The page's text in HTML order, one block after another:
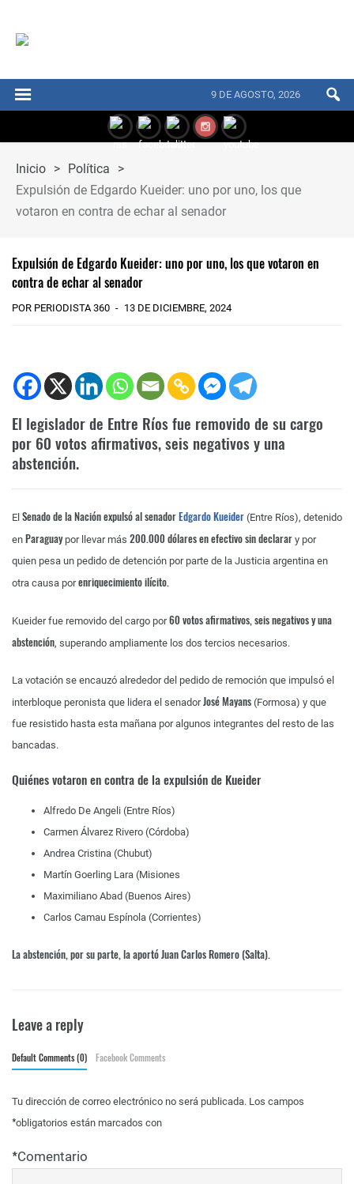
9 DE AGOSTO, 2026
Inicio > Política
>
Expulsión de Edgardo Kueider: uno por uno, los que
votaron en contra de echar al senador
Expulsión de Edgardo Kueider: uno por uno, los que votaron en
contra de echar al senador
POR PERIODISTA 360 13 DE DICIEMBRE, 2024
El legislador de Entre Ríos fue removido de su cargo
por 60 votos afirmativos, seis negativos y una
abstención.
El Senado de la Nación expulsó al senadorEdgardo Kueider (Entre Ríos), detenido
en Paraguaypor llevar más 200.000 dólares en efectivo sin declarar y por
quien pesa un pedido de detención por parte de la Justicia argentina en
otra causa porenriquecimiento ilícito.
Kueider fue removido del cargo por60 votos afirmativos, seis negativos y una
abstención, superando ampliamente los dos tercios necesarios.
La votación se encauzó alrededor del pedido de remoción que impulsó el
interbloque peronista que lidera el senadorJosé Mayans (Formosa) y que
fue resistido hasta esta mañana por algunos integrantes del resto de las
bancadas.
Quiénes votaron en contra de la expulsión de Kueider
Alfredo De Angeli (Entre Ríos)
Carmen Álvarez Rivero (Córdoba)
Andrea Cristina (Chubut)
Martín Goerling Lara (Misiones
Maximiliano Abad (Buenos Aires)
Carlos Camau Espínola (Corrientes)
La abstención, por su parte, la aportó Juan Carlos Romero (Salta).
Leave a reply
Default Comments (0) Facebook Comments
Tu dirección de correo electrónico no será publicada. Los campos
obligatorios están marcados con
*
Comentario
*